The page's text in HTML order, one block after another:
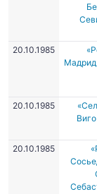
20.10.1985
Мадрид
20.10.1985
Виго
20.10.1985